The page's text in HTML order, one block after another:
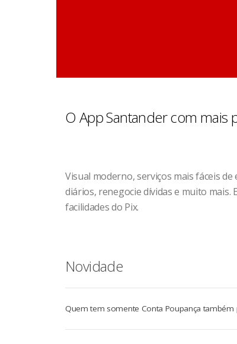
O App Santander com mais
Visual moderno, serviços mais fáceis
diários, renegocie dívidas e muito mais.
facilidades do Pix.
Novidade
Quem tem somente Conta Poupança